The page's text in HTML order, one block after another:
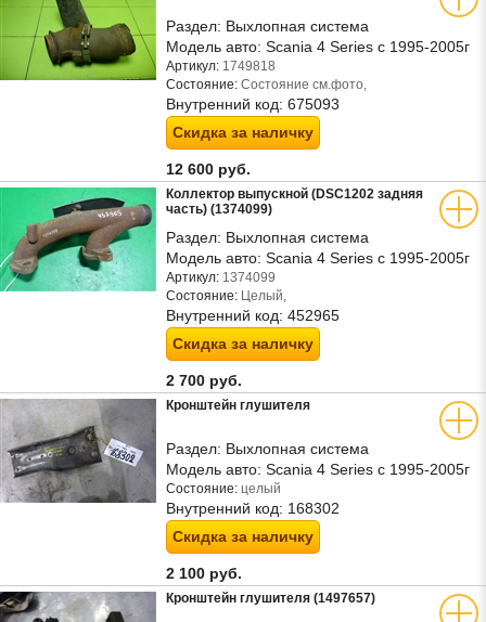
Раздел: Выхлопная система
Модель авто: Scania 4 Series с 1995-2005г
Артикул: 1749818
Состояние: Состояние см.фото,
Внутренний код: 675093
Скидка за наличку
12 600 руб.
Коллектор выпускной (DSC1202 задняя
часть) (1374099)
Раздел: Выхлопная система
Модель авто: Scania 4 Series с 1995-2005г
Артикул: 1374099
Состояние: Целый,
Внутренний код: 452965
Скидка за наличку
2 700 руб.
Кронштейн глушителя
Раздел: Выхлопная система
Модель авто: Scania 4 Series с 1995-2005г
Состояние: целый
Внутренний код: 168302
Скидка за наличку
2 100 руб.
Кронштейн глушителя (1497657)